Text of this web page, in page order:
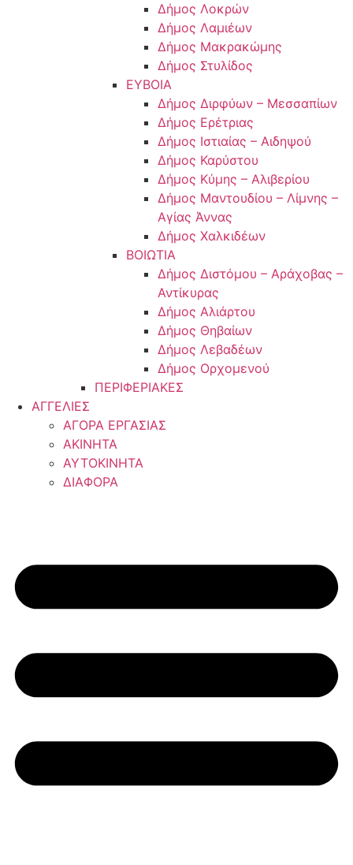
Δήμος Λοκρών
Δήμος Λαμιέων
Δήμος Μακρακώμης
Δήμος Στυλίδος
ΕΥΒΟΙΑ
Δήμος Διρφύων – Μεσσαπίων
Δήμος Ερέτριας
Δήμος Ιστιαίας – Αιδηψού
Δήμος Καρύστου
Δήμος Κύμης – Αλιβερίου
Δήμος Μαντουδίου – Λίμνης –
Αγίας Άννας
Δήμος Χαλκιδέων
ΒΟΙΩΤΙΑ
Δήμος Διστόμου – Αράχοβας –
Αντίκυρας
Δήμος Αλιάρτου
Δήμος Θηβαίων
Δήμος Λεβαδέων
Δήμος Ορχομενού
ΠΕΡΙΦΕΡΙΑΚΕΣ
ΑΓΓΕΛΙΕΣ
ΑΓΟΡΑ ΕΡΓΑΣΙΑΣ
ΑΚΙΝΗΤΑ
ΑΥΤΟΚΙΝΗΤΑ
ΔΙΑΦΟΡΑ